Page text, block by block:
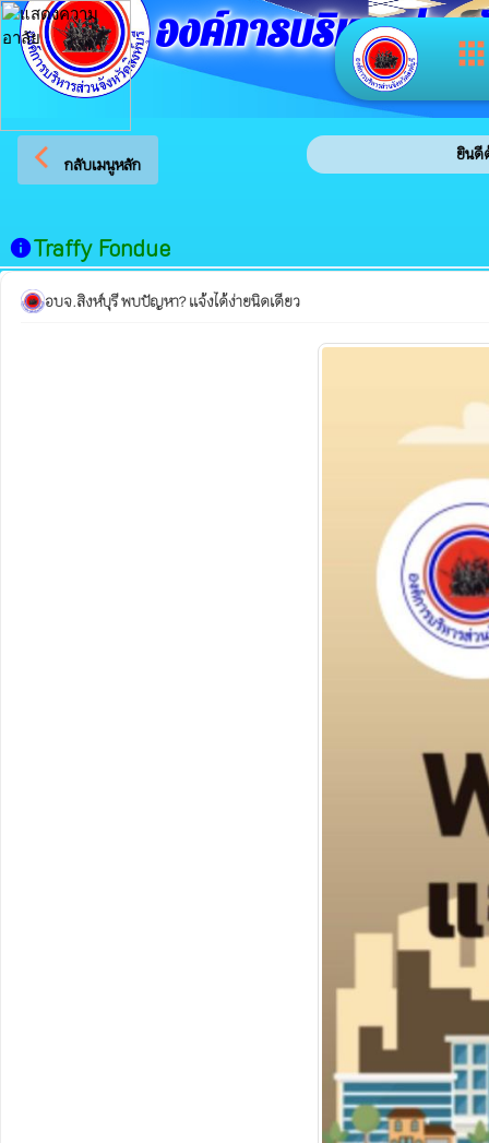
apps
องค์การบริหารส่วน
arrow_back_ios กลับเมนูหลัก
ยินดี
infoTraffy Fondue
อบจ.สิงห์บุรี พบปัญหา? แจ้งได้ง่ายนิดเดียว